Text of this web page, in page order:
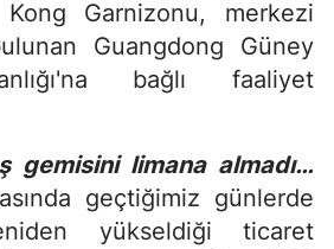
Garnizonu, merkezi
Guangdong Güney
bağlı faaliyet
gemisini limana almadı…
geçtiğimiz günlerde
yükseldiği ticaret